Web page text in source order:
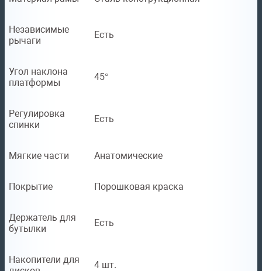
Независимые
рычаги
Есть
Угол наклона
платформы
45°
Регулировка
спинки
Есть
Мягкие части Анатомические
Покрытие Порошковая краска
Держатель для
бутылки
Есть
Накопители для
4 шт.